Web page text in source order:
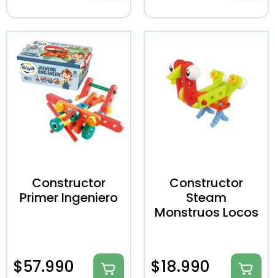
Constructor
Primer Ingeniero
$57.990
Constructor
Steam
Monstruos Locos
$18.990